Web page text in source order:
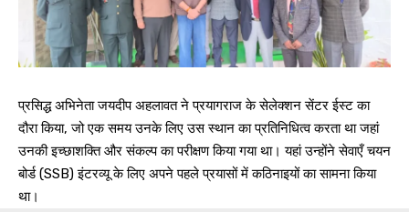
प्रसिद्ध अभिनेता जयदीप अहलावत ने प्रयागराज के सेलेक्शन सेंटर ईस्ट का
दौरा किया, जो एक समय उनके लिए उस स्थान का प्रतिनिधित्व करता था जहां
उनकी इच्छाशक्ति और संकल्प का परीक्षण किया गया था। यहां उन्होंने सेवाएँ चयन
बोर्ड (SSB) इंटरव्यू के लिए अपने पहले प्रयासों में कठिनाइयों का सामना किया
था।